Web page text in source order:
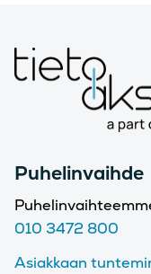
Puhelinvaihde
010 3472 800
Asiakkaan